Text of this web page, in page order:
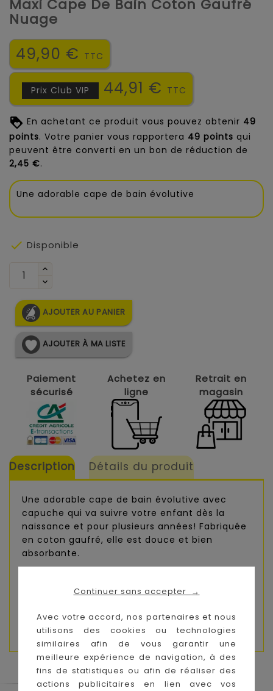
Continuer sans accepter →
Avec votre accord, nos partenaires et nous
utilisons des cookies ou technologies
similaires afin de vous garantir une
meilleure expérience de navigation, à des
fins de statistiques ou afin de réaliser des
actions publicitaires en lien avec vos
Maxi Cape De Bain Coton Gaufré
Nuage
49,90 € TTC
Prix Club VIP 44,91 € TTC
En achetant ce produit vous pouvez obtenir 49
points. Votre panier vous rapportera 49 points qui
peuvent être converti en un bon de réduction de
2,45 €.
Une adorable cape de bain évolutive
 Disponible
AJOUTER AU PANIER
AJOUTER À MA LISTE
Paiement
sécurisé
Achetez en
ligne
Retrait en
magasin
Description Détails du produit
Une adorable cape de bain évolutive avec
capuche qui va suivre votre enfant dès la
naissance et pour plusieurs années! Fabriquée
en coton gaufré, elle est douce et bien
absorbante.
Dimensions : 125 x 74 cm (hors capuche)
Dimensions cape :125 x 74 cm